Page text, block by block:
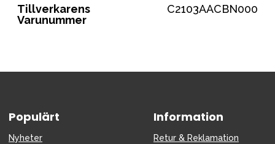
Tillverkarens
Varunummer
C2103AACBN000
Populärt
Nyheter
Information
Retur & Reklamation